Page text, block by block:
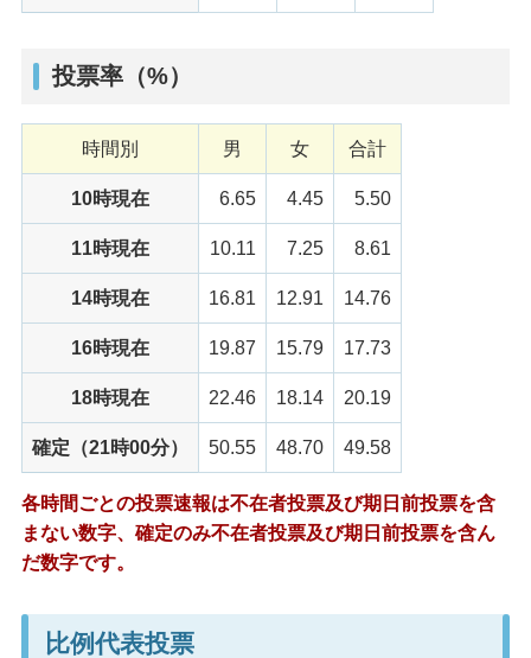
投票率（%）
時間別 男 女 合計
10時現在 6.65 4.45 5.50
11時現在 10.11 7.25 8.61
14時現在 16.81 12.91 14.76
16時現在 19.87 15.79 17.73
18時現在 22.46 18.14 20.19
確定（21時00分） 50.55 48.70 49.58
各時間ごとの投票速報は不在者投票及び期日前投票を含
まない数字、確定のみ不在者投票及び期日前投票を含ん
だ数字です。
比例代表投票